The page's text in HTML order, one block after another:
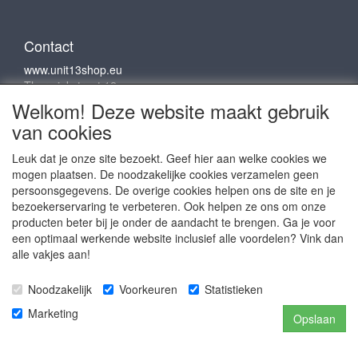
Contact
www.unit13shop.eu
Thermiekstraat 12
6361 HB Nuth
info@unit13shop.eu
Sociale media
RESERVED to © Unit 13 Outdoor Adventures
Copyright © Copy claim on the name and logo Unit 13
shop or anything else on the website
Welkom! Deze website maakt gebruik
van cookies
Leuk dat je onze site bezoekt. Geef hier aan welke cookies we
mogen plaatsen. De noodzakelijke cookies verzamelen geen
persoonsgegevens. De overige cookies helpen ons de site en je
bezoekerservaring te verbeteren. Ook helpen ze ons om onze
producten beter bij je onder de aandacht te brengen. Ga je voor
een optimaal werkende website inclusief alle voordelen? Vink dan
alle vakjes aan!
Noodzakelijk Voorkeuren
Statistieken
Marketing
Opslaan